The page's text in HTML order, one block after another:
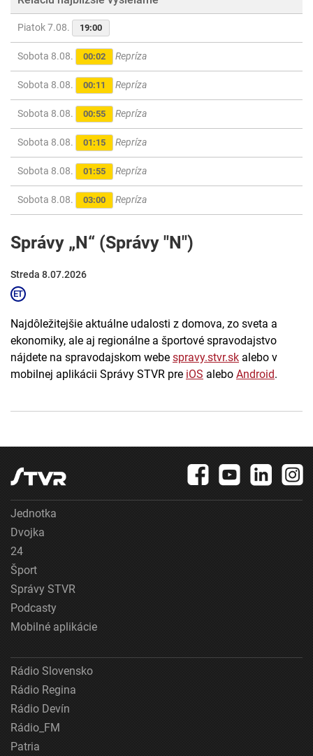
Piatok 7.08. 19:00
Sobota 8.08. 00:02 Repríza
Sobota 8.08. 00:11 Repríza
Sobota 8.08. 00:55 Repríza
Sobota 8.08. 01:15 Repríza
Sobota 8.08. 01:55 Repríza
Sobota 8.08. 03:00 Repríza
Správy „N“ (Správy "N")
Streda 8.07.2026
Najdôležitejšie aktuálne udalosti z domova, zo sveta a
ekonomiky, ale aj regionálne a športové spravodajstvo
nájdete na spravodajskom webe spravy.stvr.sk alebo v
mobilnej aplikácii Správy STVR pre iOS alebo Android.
Jednotka
Dvojka
24
Šport
Správy STVR
Podcasty
Mobilné aplikácie
Rádio Slovensko
Rádio Regina
Rádio Devín
Rádio_FM
Patria